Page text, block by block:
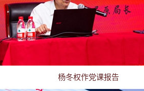
杨冬权作党课报告